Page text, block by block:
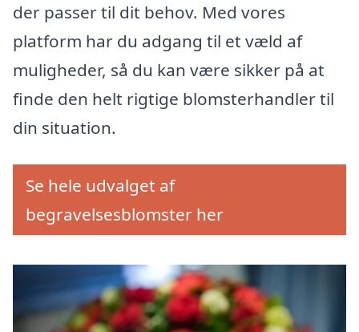
der passer til dit behov. Med vores
platform har du adgang til et væld af
muligheder, så du kan være sikker på at
finde den helt rigtige blomsterhandler til
din situation.
Se hele udvalget af
begravelsesblomster her